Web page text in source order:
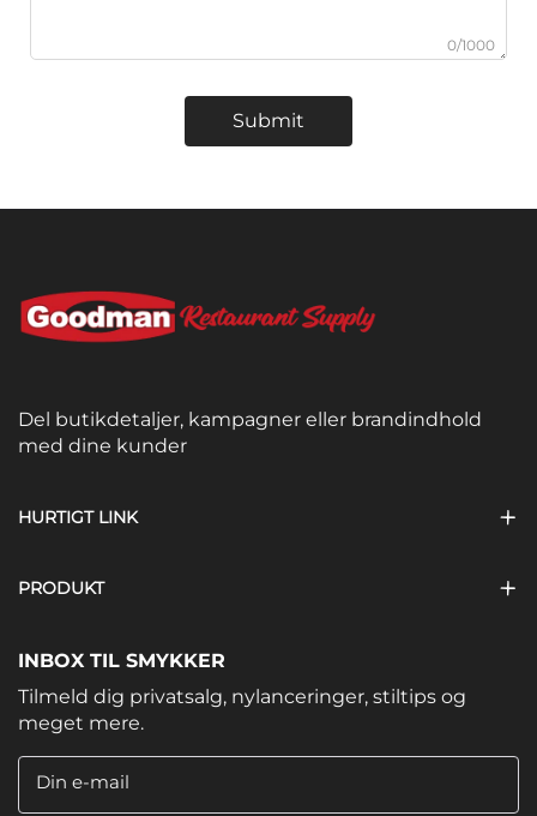
0/1000
Submit
Del butikdetaljer, kampagner eller brandindhold
med dine kunder
HURTIGT LINK
PRODUKT
INBOX TIL SMYKKER
Tilmeld dig privatsalg, nylanceringer, stiltips og
meget mere.
Din e-mail